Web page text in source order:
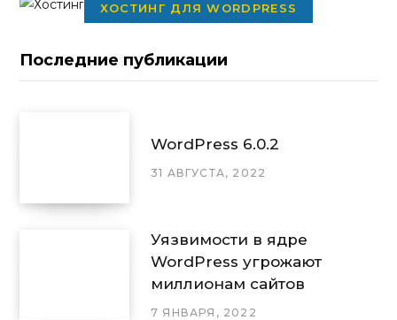
ХОСТИНГ ДЛЯ WORDPRESS
Последние публикации
WordPress 6.0.2
31 АВГУСТА, 2022
Уязвимости в ядре
WordPress угрожают
миллионам сайтов
7 ЯНВАРЯ, 2022